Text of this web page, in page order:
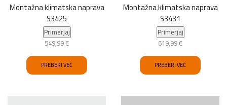
Montažna klimatska naprava
S3425
Primerjaj
549,99€
PREBERI VEČ
Montažna klimatska naprava
S3431
Primerjaj
619,99€
PREBERI VEČ